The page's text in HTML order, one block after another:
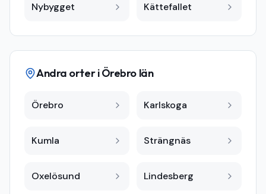
Nybygget Kättefallet
Andra orter iÖrebro län
Örebro Karlskoga
Kumla Strängnäs
Oxelösund Lindesberg